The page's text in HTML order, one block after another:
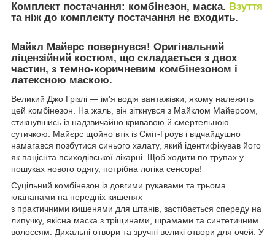
Комплект постачання: комбінезон, маска. Взуття
та ніж до комплекту постачання не входить.
Майкл Майерс повернувся! Оригінальний
ліцензійний костюм, що складається з двох
частин, з темно-коричневим комбінезоном і
латексною маскою.
Великий Джо Грізлі — ім'я водія вантажівки, якому належить
цей комбінезон. На жаль, він зіткнувся з Майклом Майерсом,
стикнувшись із надзвичайно кривавою й смертельною
сутичкою. Майєрс щойно втік із Сміт-Гроув і відчайдушно
намагався позбутися синього халату, який ідентифікував його
як пацієнта психодівської лікарні. Щоб ходити по трупах у
пошуках нового одягу, потрібна логіка сенсора!
Суцільний комбінезон із довгими рукавами та трьома
клапанами на передніх кишенях
з практичними кишенями для штанів, застібається спереду на
липучку, якісна маска з тріщинами, шрамами та синтетичним
волоссям. Дихальні отвори та зручні великі отвори для очей. У